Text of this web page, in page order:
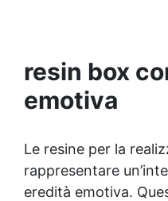
resin box
emotiva
Le resine per la
rappresentare
eredità emotiva.